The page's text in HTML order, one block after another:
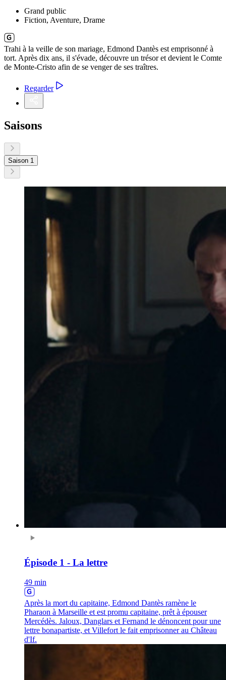
Grand public
Fiction, Aventure, Drame
Trahi à la veille de son mariage, Edmond Dantès est emprisonné à
tort. Après dix ans, il s'évade, découvre un trésor et devient le Comte
de Monte-Cristo afin de se venger de ses traîtres.
Regarder
Saisons
Saison 1
Épisode 1 - La lettre
49 min
Après la mort du capitaine, Edmond Dantès ramène le
Pharaon à Marseille et est promu capitaine, prêt à épouser
Mercédès. Jaloux, Danglars et Fernand le dénoncent pour une
lettre bonapartiste, et Villefort le fait emprisonner au Château
d'If.